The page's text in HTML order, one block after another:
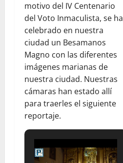
motivo del IV Centenario
del Voto Inmaculista, se ha
celebrado en nuestra
ciudad un Besamanos
Magno con las diferentes
imágenes marianas de
nuestra ciudad. Nuestras
cámaras han estado allí
para traerles el siguiente
reportaje.